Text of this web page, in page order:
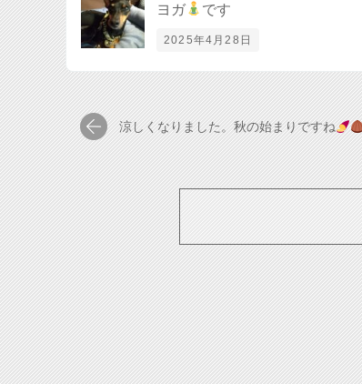
ヨガ
です
2025年4月28日
涼しくなりました。秋の始まりですね